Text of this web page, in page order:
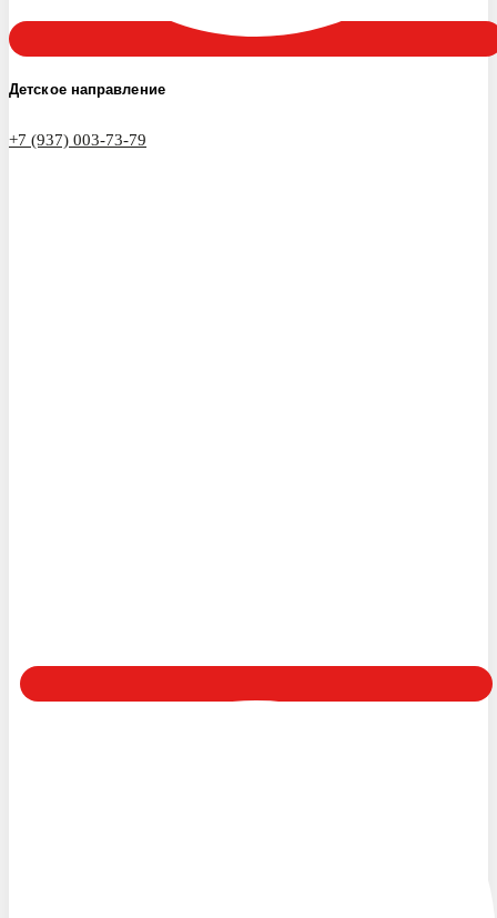
Детское направление
+7 (937) 003-73-79